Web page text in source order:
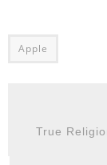
Apple
True